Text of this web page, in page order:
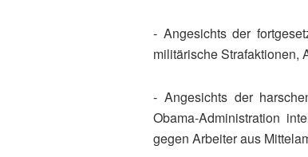
- Angesichts der
militärische Strafaktionen,
- Angesichts der
Obama-Administration
gegen Arbeiter aus